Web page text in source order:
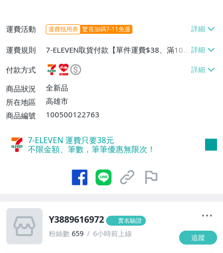
運費活動 運費抵用券 驚喜加碼7-11免運
運費規則
7-ELEVEN取貨付款【單件運費$38、滿100
件或消費滿$1000000免運費】、7-ELEVEN
取貨不付款【單件運費$38】、萊爾富取貨
付款【單件運費$60、滿50件或消費滿$30
0000免運費】、郵局掛號【單件運費$50、
付款方式
商品狀況
全新品
所在地區
高雄市
商品編號
100500122763
7-ELEVEN 運費只要38元
不限金額、筆數，筆筆優惠無限次！
Y3889616972 實名驗證
粉絲數 659 6小時前上線 追蹤